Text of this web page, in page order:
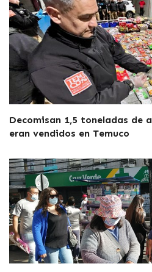
Decomisan 1,5 toneladas de
eran vendidos en Temuco